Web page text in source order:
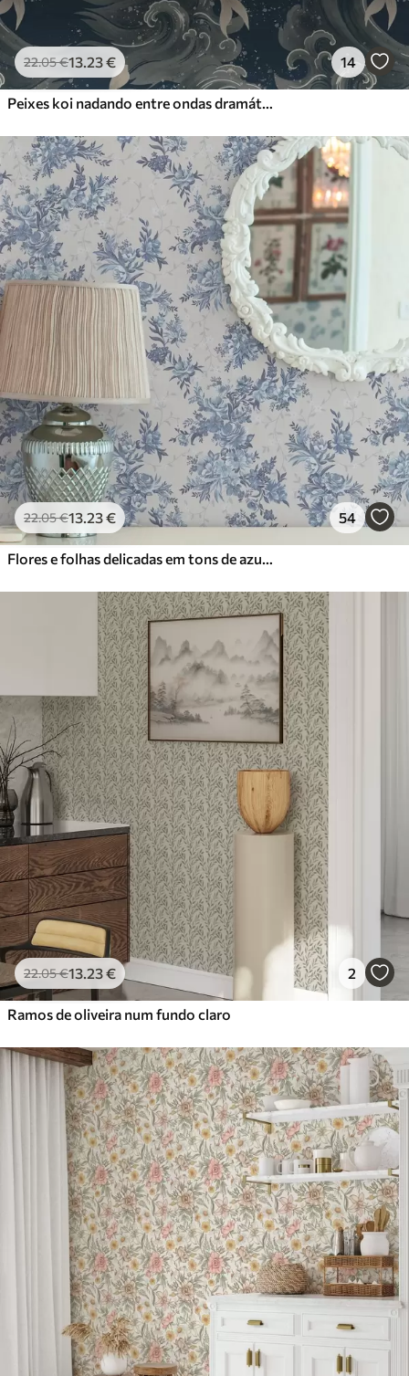
22.05€13.23€ 14
Peixes koi nadando entre ondas dramáticas do oceano
22.05€13.23€ 54
Flores e folhas delicadas em tons de azul e azul sobre um fundo claro
22.05€13.23€ 2
Ramos de oliveira num fundo claro